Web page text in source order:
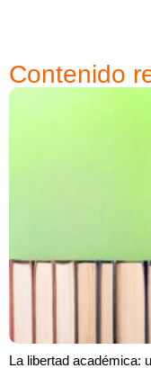
Contenido
La libertad académica: